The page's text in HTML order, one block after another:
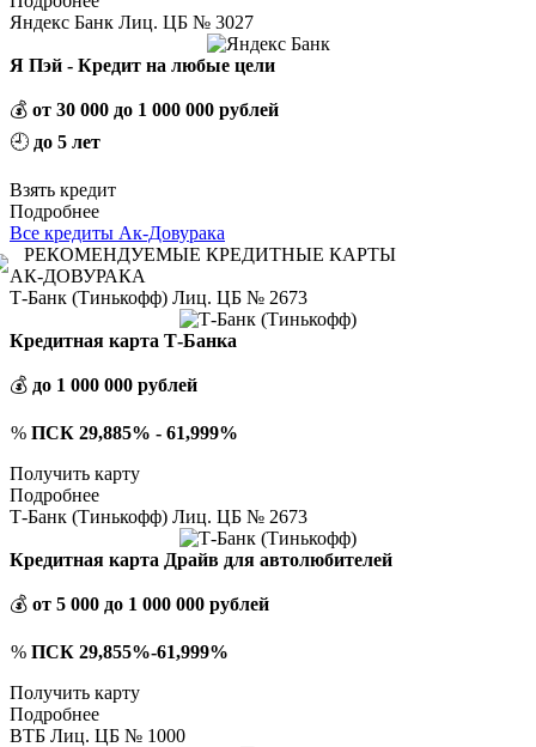
Яндекс Банк Лиц. ЦБ № 3027
Я Пэй - Кредит на любые цели
💰 от 30 000 до 1 000 000 рублей
🕘 до 5 лет
Взять кредит
Подробнее
Все кредиты Ак-Довурака
РЕКОМЕНДУЕМЫЕ КРЕДИТНЫЕ КАРТЫ
АК-ДОВУРАКА
Т-Банк (Тинькофф) Лиц. ЦБ № 2673
Кредитная карта Т-Банка
💰 до 1 000 000 рублей
% ПСК 29,885% - 61,999%
Получить карту
Подробнее
Т-Банк (Тинькофф) Лиц. ЦБ № 2673
Кредитная карта Драйв для автолюбителей
💰 от 5 000 до 1 000 000 рублей
% ПСК 29,855%-61,999%
Получить карту
Подробнее
ВТБ Лиц. ЦБ № 1000